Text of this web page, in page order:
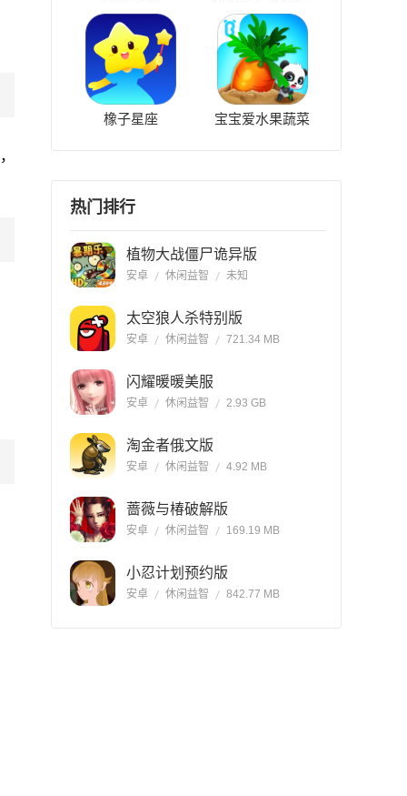
橡子星座 宝宝爱水果蔬菜
热门排行
植物大战僵尸诡异版
安卓 休闲益智 未知
太空狼人杀特别版
安卓 休闲益智 721.34 MB
闪耀暖暖美服
安卓 休闲益智 2.93 GB
淘金者俄文版
安卓 休闲益智 4.92 MB
蔷薇与椿破解版
安卓 休闲益智 169.19 MB
小忍计划预约版
安卓 休闲益智 842.77 MB